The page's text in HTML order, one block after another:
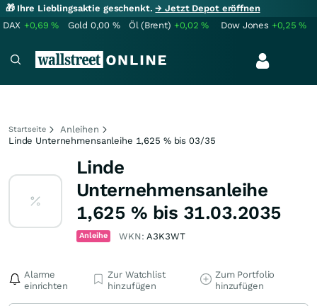
🎁 Ihre Lieblingsaktie geschenkt.→ Jetzt Depot eröffnen
DAX +0,69% Gold 0,00 % Öl (Brent) +0,02% Dow Jones +0,25%
Startseite
Anleihen
Linde Unternehmensanleihe 1,625 % bis 03/35
Linde
Unternehmensanleihe
1,625 % bis 31.03.2035
Anleihe WKN:A3K3WT
Alarme
einrichten
Zur Watchlist
hinzufügen
Zum Portfolio
hinzufügen